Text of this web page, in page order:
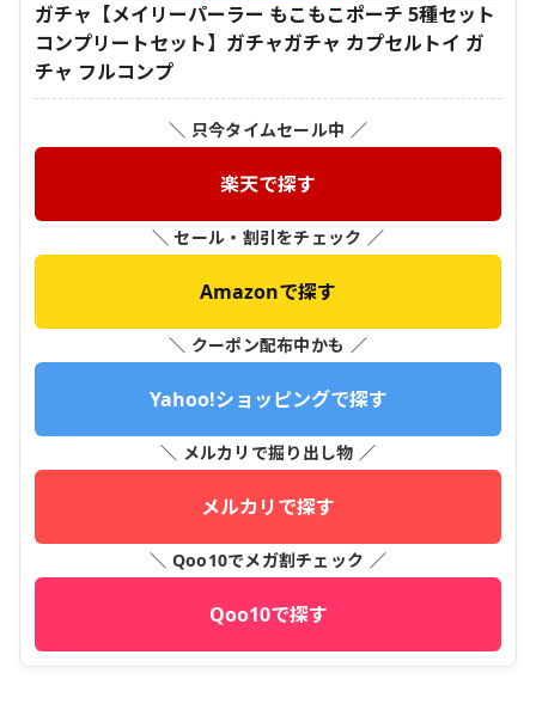
ガチャ【メイリーパーラー もこもこポーチ 5種セット
コンプリートセット】ガチャガチャ カプセルトイ ガ
チャ フルコンプ
＼ 只今タイムセール中 ／
楽天で探す
＼ セール・割引をチェック ／
Amazonで探す
＼ クーポン配布中かも ／
Yahoo!ショッピングで探す
＼ メルカリで掘り出し物 ／
メルカリで探す
＼ Qoo10でメガ割チェック ／
Qoo10で探す